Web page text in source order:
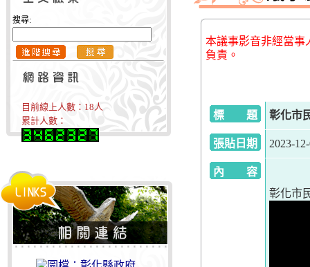
搜尋:
目前線上人數： 18人
累計人數：
本議事影音非經當事
負責。
標 題 彰化市
張貼日期 2023-
內 容
彰化市